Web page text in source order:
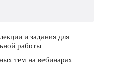
и задания для
работы
тем на вебинарах